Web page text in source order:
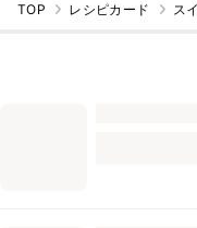
TOP レシピカード ス